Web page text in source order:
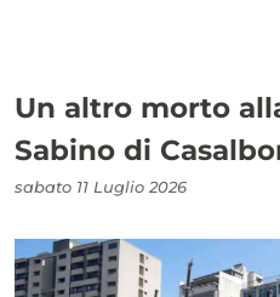
Un altro morto
Sabino di
sabato 11 Luglio 2026